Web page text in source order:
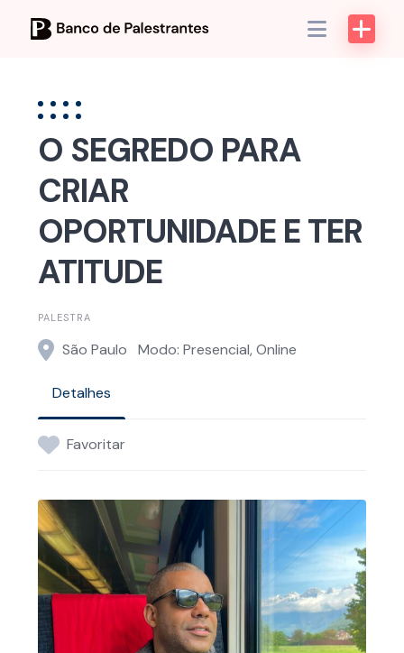
O SEGREDO PARA
CRIAR
OPORTUNIDADE E TER
ATITUDE
PALESTRA
São Paulo Modo: Presencial, Online
Detalhes
Favoritar